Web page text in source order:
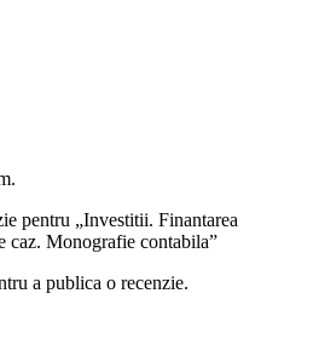
pentru „Investitii. Finantarea
caz. Monografie contabila”
a publica o recenzie.